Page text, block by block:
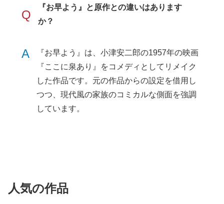
Q
『お早よう』と原作との違いはあります
か？
A
『お早よう』は、小津安二郎の1957年の映画
『ここに泉あり』をコメディとしてリメイク
した作品です。元の作品からの設定を借用し
つつ、現代風の家族のコミカルな側面を強調
しています。
人気の作品